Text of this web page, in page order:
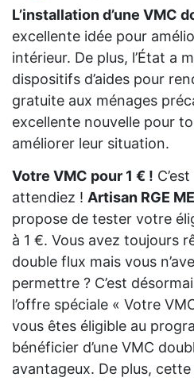
L’installation d’une VMC
excellente idée pour
intérieur. De plus, l’État a
dispositifs d’aides pour
gratuite aux ménages
excellente nouvelle pour
améliorer leur situation.
Votre VMC pour 1 € !
attendiez ! Artisan RGE
propose de tester votre
à 1 €. Vous avez toujours
double flux mais vous
permettre ? C’est
l’offre spéciale « Votre
vous êtes éligible au
bénéficier d’une VMC
avantageux. De plus,